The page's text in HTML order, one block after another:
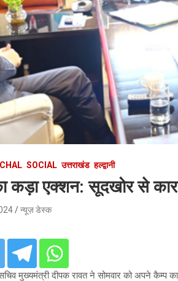
SOCIAL उत्तराखंड हल्द्वानी
एक्शन: सूदखोर से कार
न्यूज़ डेस्क
मुख्यमंत्री दीपक रावत ने सोमवार को अपने कैम्प